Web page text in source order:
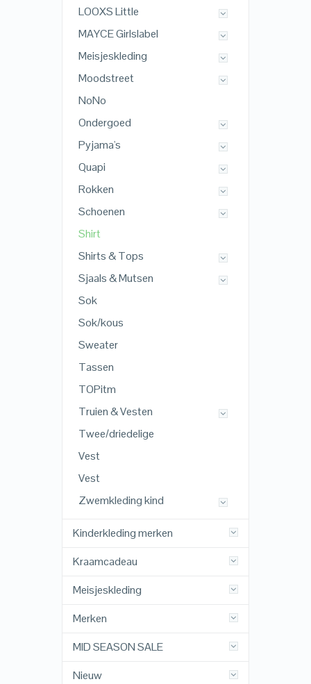
LOOXS Little
MAYCE Girlslabel
Meisjeskleding
Moodstreet
NoNo
Ondergoed
Pyjama's
Quapi
Rokken
Schoenen
Shirt
Shirts & Tops
Sjaals & Mutsen
Sok
Sok/kous
Sweater
Tassen
TOPitm
Truien & Vesten
Twee/driedelige
Vest
Vest
Zwemkleding kind
Kinderkleding merken
Kraamcadeau
Meisjeskleding
Merken
MID SEASON SALE
Nieuw